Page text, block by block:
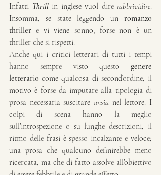
Infatti Thrill in inglese vuol dire rabbrividire.
Insomma, se state leggendo un romanzo
thriller e vi viene sonno, forse non è un
thriller che si rispetti.
Anche qui i critici letterari di tutti i tempi
hanno sempre visto questo genere
letterario come qualcosa di second’ordine, il
motivo è forse da imputare alla tipologia di
prosa necessaria suscitare ansia nel lettore. I
colpi di scena hanno la meglio
sull’introspezione o su lunghe descrizioni, il
ritmo delle frasi è spesso incalzante e veloce;
una prosa che qualcuno definirebbe meno
ricercata, ma che di fatto assolve all’obiettivo